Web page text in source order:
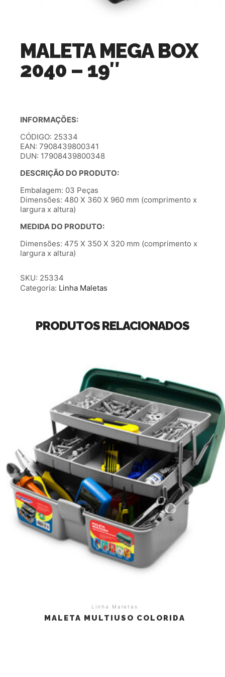
MALETA MEGA BOX
2040 – 19″
INFORMAÇÕES:
CÓDIGO: 25334
EAN: 7908439800341
DUN: 17908439800348
DESCRIÇÃO DO PRODUTO:
Embalagem: 03 Peças
Dimensões: 480 X 360 X 960 mm (comprimento x
largura x altura)
MEDIDA DO PRODUTO:
Dimensões: 475 X 350 X 320 mm (comprimento x
largura x altura)
SKU: 25334
Categoria: Linha Maletas
PRODUTOS RELACIONADOS
Linha Maletas
MALETA MULTIUSO COLORIDA